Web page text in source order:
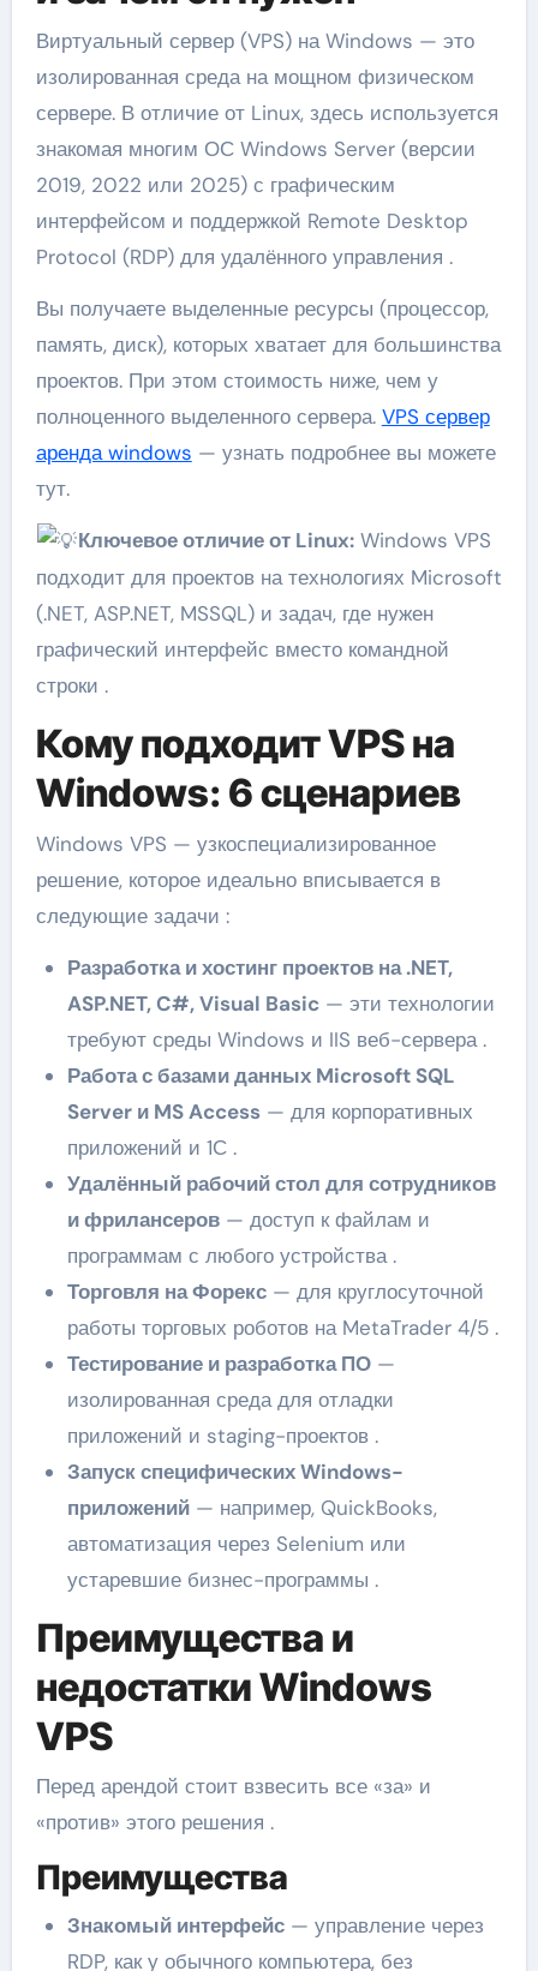
Виртуальный сервер (VPS) на Windows — это
изолированная среда на мощном физическом
сервере. В отличие от Linux, здесь используется
знакомая многим ОС Windows Server (версии
2019, 2022 или 2025) с графическим
интерфейсом и поддержкой Remote Desktop
Protocol (RDP) для удалённого управления .
Вы получаете выделенные ресурсы (процессор,
память, диск), которых хватает для большинства
проектов. При этом стоимость ниже, чем у
полноценного выделенного сервера. VPS сервер
аренда windows — узнать подробнее вы можете
тут.
Ключевое отличие от Linux: Windows VPS
подходит для проектов на технологиях Microsoft
(.NET, ASP.NET, MSSQL) и задач, где нужен
графический интерфейс вместо командной
строки .
Кому подходит VPS на
Windows: 6 сценариев
Windows VPS — узкоспециализированное
решение, которое идеально вписывается в
следующие задачи :
Разработка и хостинг проектов на .NET,
ASP.NET, C#, Visual Basic— эти технологии
требуют среды Windows и IIS веб-сервера .
Работа с базами данных Microsoft SQL
Server и MS Access— для корпоративных
приложений и 1С .
Удалённый рабочий стол для сотрудников
и фрилансеров— доступ к файлам и
программам с любого устройства .
Торговля на Форекс— для круглосуточной
работы торговых роботов на MetaTrader 4/5 .
Тестирование и разработка ПО—
изолированная среда для отладки
приложений и staging-проектов .
Запуск специфических Windows-
приложений— например, QuickBooks,
автоматизация через Selenium или
устаревшие бизнес-программы .
Преимущества и
недостатки Windows
VPS
Перед арендой стоит взвесить все «за» и
«против» этого решения .
Преимущества
Знакомый интерфейс— управление через
RDP, как у обычного компьютера, без